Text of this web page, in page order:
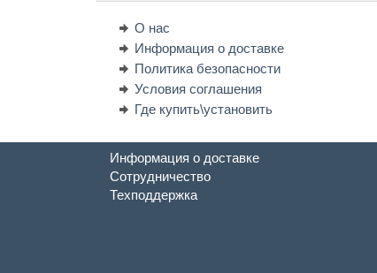
О нас
Информация о доставке
Политика безопасности
Условия соглашения
Где купить\установить
Информация о доставке
Сотрудничество
Техподдержка